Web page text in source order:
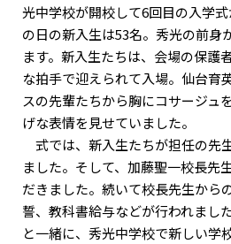
光中学校が開校して6回目の入学
の日の新入生は53名。秀光の前身
ます。新入生たちは、会場の保護
な拍手で迎えられて入場。仙台育
スの先輩たちから胸にコサージュ
げな表情を見せていました。
式では、新入生たちが担任の先
ました。そして、加藤聖一校長先
だきました。続いて校長先生から
誓、教科書給与などが行われまし
と一緒に、秀光中学校で新しい学